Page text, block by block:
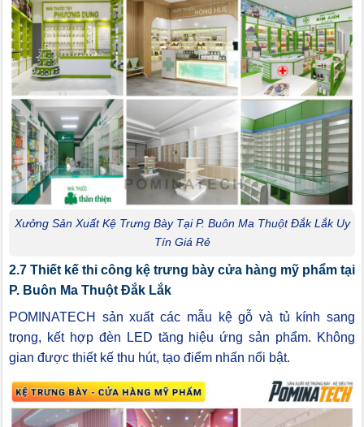
Xưởng Sản Xuất Kệ Trưng Bày Tại P. Buôn Ma Thuột Đắk Lắk Uy
Tín Giá Rẻ
2.7 Thiết kế thi công kệ trưng bày cửa hàng mỹ phẩm tại
P. Buôn Ma Thuột Đắk Lắk
POMINATECH sản xuất các mẫu kệ gỗ và tủ kính sang
trọng, kết hợp đèn LED tăng hiệu ứng sản phẩm. Không
gian được thiết kế thu hút, tạo điểm nhấn nổi bật.